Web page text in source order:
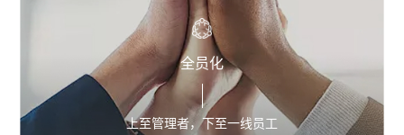
全员化
上至管理者，下至一线员工